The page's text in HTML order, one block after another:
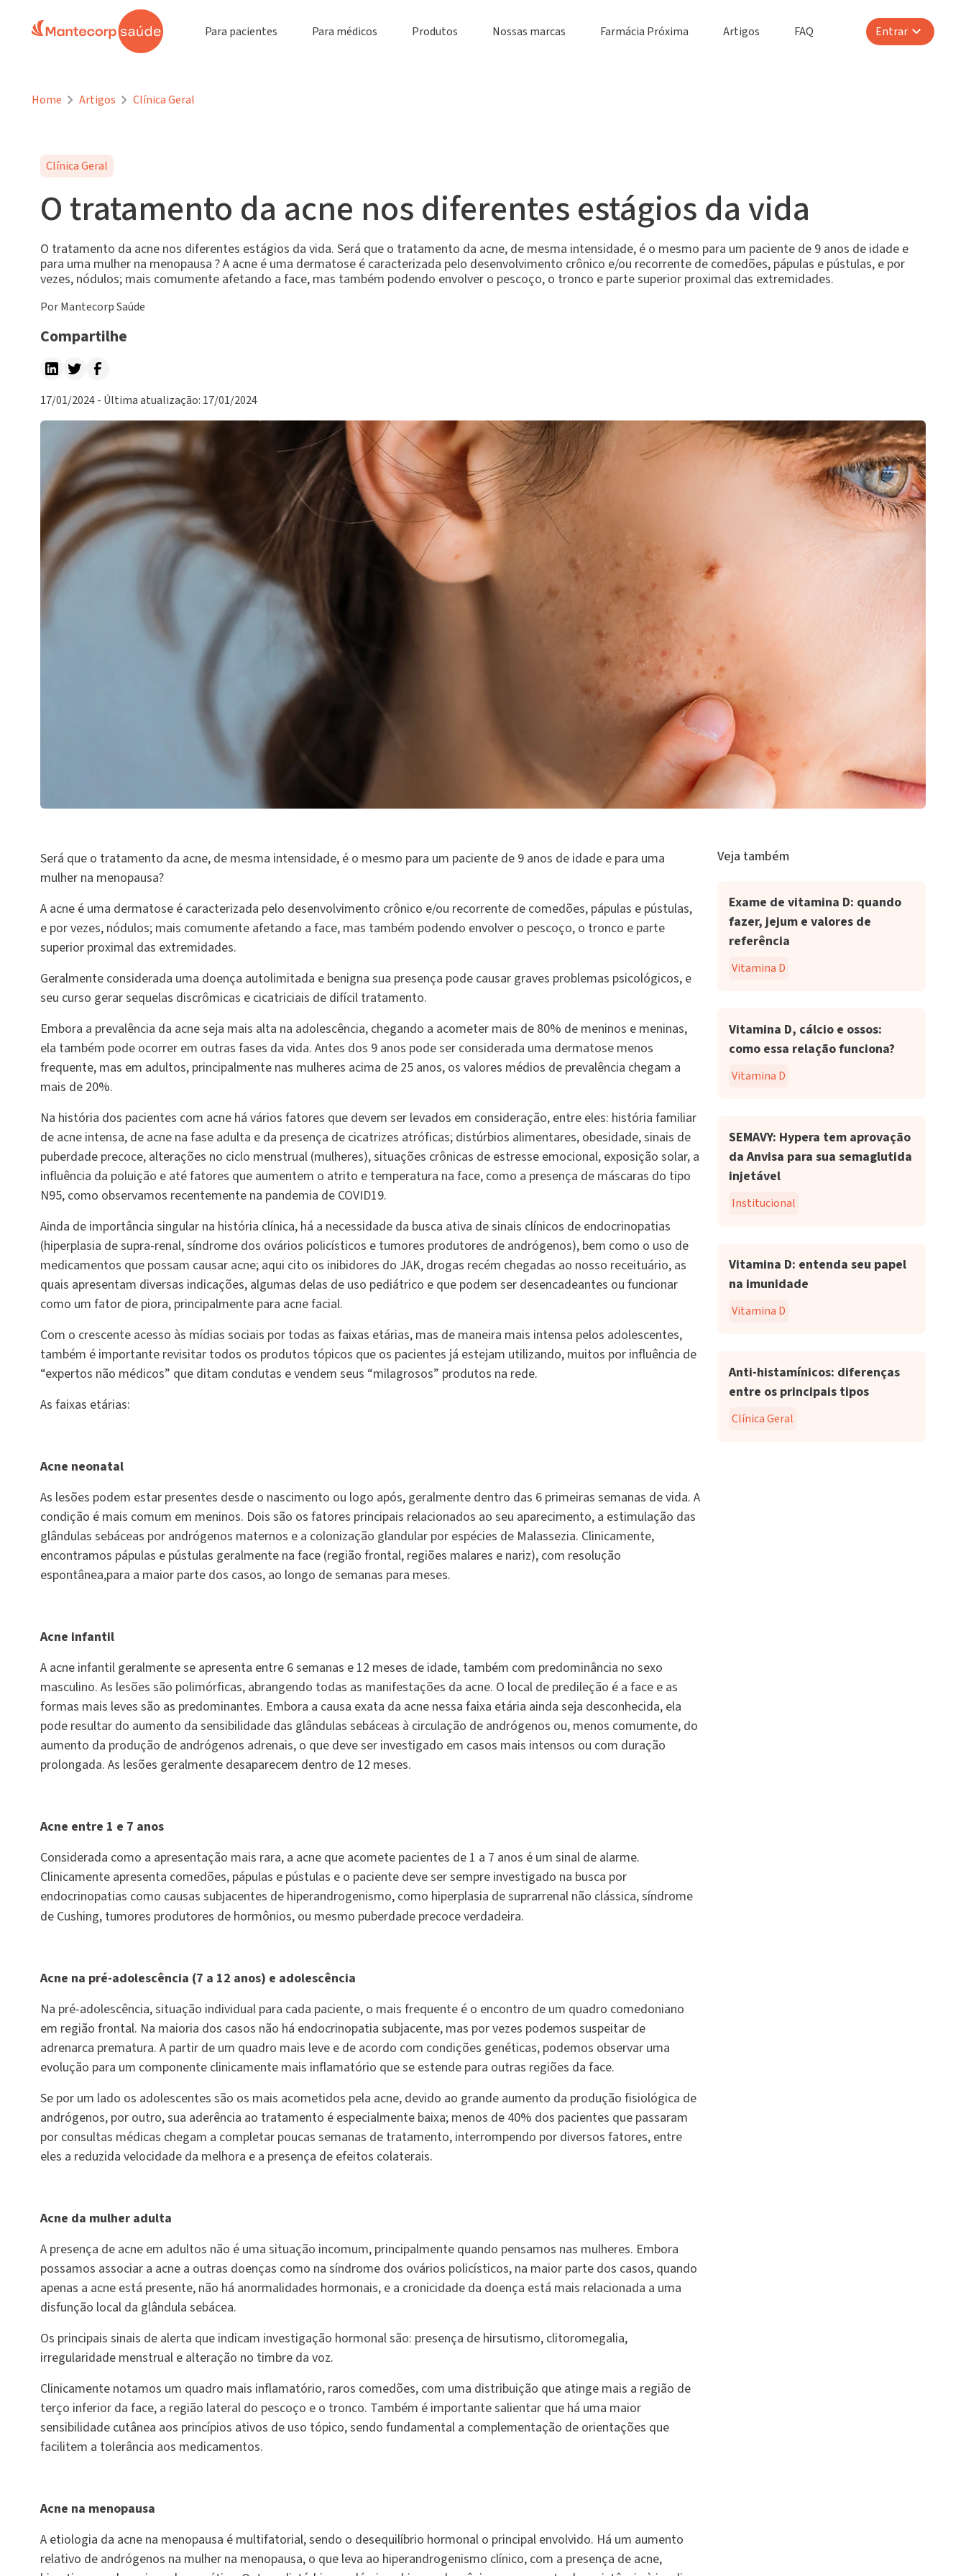
Para pacientes Para médicos Produtos Nossas marcas Farmácia Próxima Artigos FAQ Entrar
Home Artigos Clínica Geral
Clínica Geral
O tratamento da acne nos diferentes estágios da vida
O tratamento da acne nos diferentes estágios da vida. Será que o tratamento da acne, de mesma intensidade, é o mesmo para um paciente de 9 anos de idade e
para uma mulher na menopausa ? A acne é uma dermatose é caracterizada pelo desenvolvimento crônico e/ou recorrente de comedões, pápulas e pústulas, e por
vezes, nódulos; mais comumente afetando a face, mas também podendo envolver o pescoço, o tronco e parte superior proximal das extremidades.
Por Mantecorp Saúde
Compartilhe
17/01/2024 - Última atualização: 17/01/2024
Será que o tratamento da acne, de mesma intensidade, é o mesmo para um paciente de 9 anos de idade e para uma
mulher na menopausa?
A acne é uma dermatose é caracterizada pelo desenvolvimento crônico e/ou recorrente de comedões, pápulas e pústulas,
e por vezes, nódulos; mais comumente afetando a face, mas também podendo envolver o pescoço, o tronco e parte
superior proximal das extremidades.
Geralmente considerada uma doença autolimitada e benigna sua presença pode causar graves problemas psicológicos, e
seu curso gerar sequelas discrômicas e cicatriciais de difícil tratamento.
Embora a prevalência da acne seja mais alta na adolescência, chegando a acometer mais de 80% de meninos e meninas,
ela também pode ocorrer em outras fases da vida. Antes dos 9 anos pode ser considerada uma dermatose menos
frequente, mas em adultos, principalmente nas mulheres acima de 25 anos, os valores médios de prevalência chegam a
mais de 20%.
Na história dos pacientes com acne há vários fatores que devem ser levados em consideração, entre eles: história familiar
de acne intensa, de acne na fase adulta e da presença de cicatrizes atróficas; distúrbios alimentares, obesidade, sinais de
puberdade precoce, alterações no ciclo menstrual (mulheres), situações crônicas de estresse emocional, exposição solar, a
influência da poluição e até fatores que aumentem o atrito e temperatura na face, como a presença de máscaras do tipo
N95, como observamos recentemente na pandemia de COVID19.
Ainda de importância singular na história clínica, há a necessidade da busca ativa de sinais clínicos de endocrinopatias
(hiperplasia de supra-renal, síndrome dos ovários policísticos e tumores produtores de andrógenos), bem como o uso de
medicamentos que possam causar acne; aqui cito os inibidores do JAK, drogas recém chegadas ao nosso receituário, as
quais apresentam diversas indicações, algumas delas de uso pediátrico e que podem ser desencadeantes ou funcionar
como um fator de piora, principalmente para acne facial.
Com o crescente acesso às mídias sociais por todas as faixas etárias, mas de maneira mais intensa pelos adolescentes,
também é importante revisitar todos os produtos tópicos que os pacientes já estejam utilizando, muitos por influência de
“expertos não médicos” que ditam condutas e vendem seus “milagrosos” produtos na rede.
As faixas etárias:
Acne neonatal
As lesões podem estar presentes desde o nascimento ou logo após, geralmente dentro das 6 primeiras semanas de vida. A
condição é mais comum em meninos. Dois são os fatores principais relacionados ao seu aparecimento, a estimulação das
glândulas sebáceas por andrógenos maternos e a colonização glandular por espécies de Malassezia. Clinicamente,
encontramos pápulas e pústulas geralmente na face (região frontal, regiões malares e nariz), com resolução
espontânea,para a maior parte dos casos, ao longo de semanas para meses.
Acne infantil
A acne infantil geralmente se apresenta entre 6 semanas e 12 meses de idade, também com predominância no sexo
masculino. As lesões são polimórficas, abrangendo todas as manifestações da acne. O local de predileção é a face e as
formas mais leves são as predominantes. Embora a causa exata da acne nessa faixa etária ainda seja desconhecida, ela
pode resultar do aumento da sensibilidade das glândulas sebáceas à circulação de andrógenos ou, menos comumente, do
aumento da produção de andrógenos adrenais, o que deve ser investigado em casos mais intensos ou com duração
prolongada. As lesões geralmente desaparecem dentro de 12 meses.
Acne entre 1 e 7 anos
Considerada como a apresentação mais rara, a acne que acomete pacientes de 1 a 7 anos é um sinal de alarme.
Clinicamente apresenta comedões, pápulas e pústulas e o paciente deve ser sempre investigado na busca por
endocrinopatias como causas subjacentes de hiperandrogenismo, como hiperplasia de suprarrenal não clássica, síndrome
de Cushing, tumores produtores de hormônios, ou mesmo puberdade precoce verdadeira.
Acne na pré-adolescência (7 a 12 anos) e adolescência
Na pré-adolescência, situação individual para cada paciente, o mais frequente é o encontro de um quadro comedoniano
em região frontal. Na maioria dos casos não há endocrinopatia subjacente, mas por vezes podemos suspeitar de
adrenarca prematura. A partir de um quadro mais leve e de acordo com condições genéticas, podemos observar uma
evolução para um componente clinicamente mais inflamatório que se estende para outras regiões da face.
Se por um lado os adolescentes são os mais acometidos pela acne, devido ao grande aumento da produção fisiológica de
andrógenos, por outro, sua aderência ao tratamento é especialmente baixa; menos de 40% dos pacientes que passaram
por consultas médicas chegam a completar poucas semanas de tratamento, interrompendo por diversos fatores, entre
eles a reduzida velocidade da melhora e a presença de efeitos colaterais.
Acne da mulher adulta
A presença de acne em adultos não é uma situação incomum, principalmente quando pensamos nas mulheres. Embora
possamos associar a acne a outras doenças como na síndrome dos ovários policísticos, na maior parte dos casos, quando
apenas a acne está presente, não há anormalidades hormonais, e a cronicidade da doença está mais relacionada a uma
disfunção local da glândula sebácea.
Os principais sinais de alerta que indicam investigação hormonal são: presença de hirsutismo, clitoromegalia,
irregularidade menstrual e alteração no timbre da voz.
Clinicamente notamos um quadro mais inflamatório, raros comedões, com uma distribuição que atinge mais a região de
terço inferior da face, a região lateral do pescoço e o tronco. Também é importante salientar que há uma maior
sensibilidade cutânea aos princípios ativos de uso tópico, sendo fundamental a complementação de orientações que
facilitem a tolerância aos medicamentos.
Acne na menopausa
A etiologia da acne na menopausa é multifatorial, sendo o desequilíbrio hormonal o principal envolvido. Há um aumento
relativo de andrógenos na mulher na menopausa, o que leva ao hiperandrogenismo clínico, com a presença de acne,
Veja também
Exame de vitamina D: quando
fazer, jejum e valores de
referência
Vitamina D
Vitamina D, cálcio e ossos:
como essa relação funciona?
Vitamina D
SEMAVY: Hypera tem aprovação
da Anvisa para sua semaglutida
injetável
Institucional
Vitamina D: entenda seu papel
na imunidade
Vitamina D
Anti-histamínicos: diferenças
entre os principais tipos
Clínica Geral